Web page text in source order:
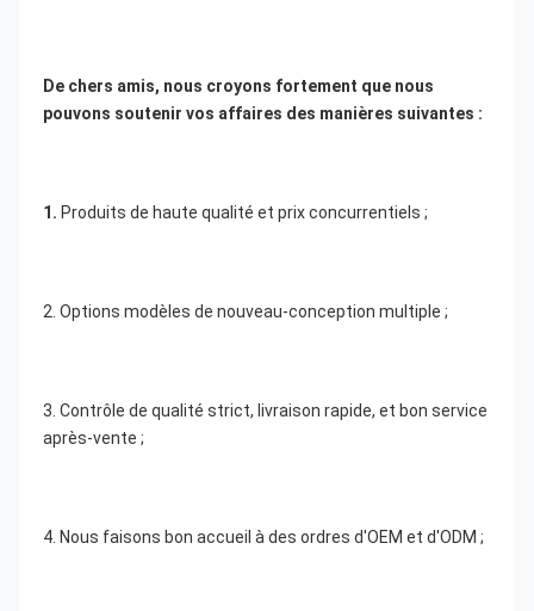
De chers amis, nous croyons fortement que nous
pouvons soutenir vos affaires des manières suivantes :
1. Produits de haute qualité et prix concurrentiels ;
2. Options modèles de nouveau-conception multiple ;
3. Contrôle de qualité strict, livraison rapide, et bon service
après-vente ;
4. Nous faisons bon accueil à des ordres d'OEM et d'ODM ;